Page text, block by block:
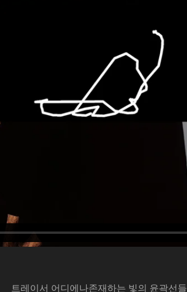
트레이서 어디에나존재하는 빛의 윤곽선들